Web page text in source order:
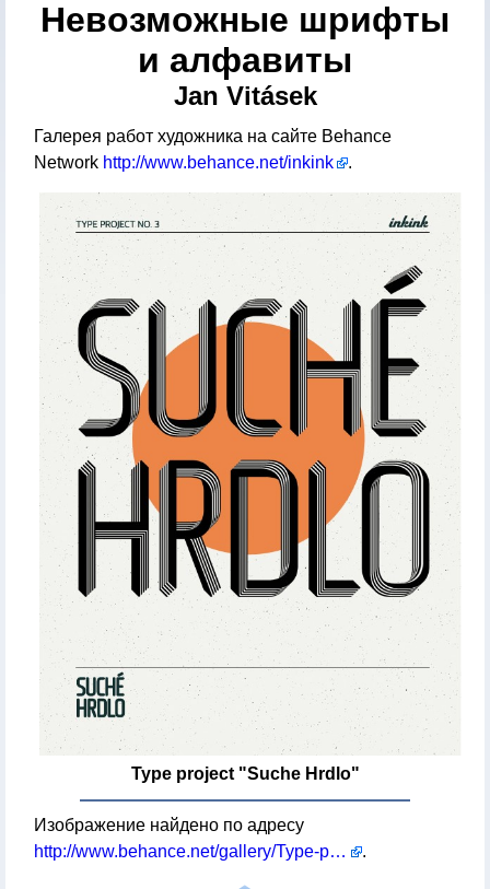
Невозможные шрифты
и алфавиты
Jan Vitásek
Галерея работ художника на сайте Behance
Network http://www.behance.net/inkink .
Type project "Suche Hrdlo"
Изображение найдено по адресу
http://www.behance.net/gallery/Type-project/399330
.